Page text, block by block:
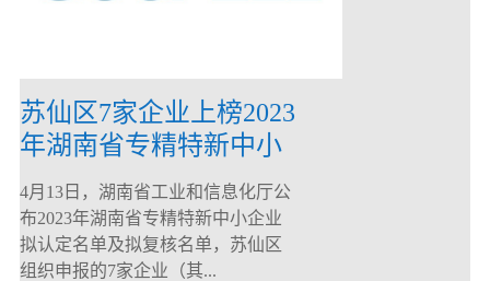
苏仙区7家企业上榜2023
年湖南省专精特新中小
企业
4月13日，湖南省工业和信息化厅公
布2023年湖南省专精特新中小企业
拟认定名单及拟复核名单，苏仙区
组织申报的7家企业（其...